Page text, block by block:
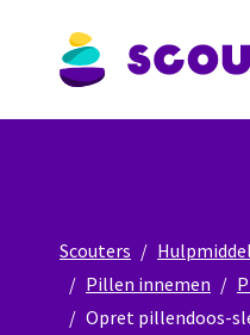
Scouters
Pillen innemen
Opret pillendoos-